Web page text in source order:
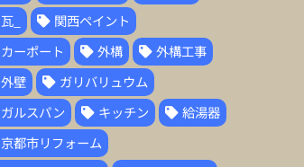
瓦_
関西ペイント
カーポート
外構
外構工事
外壁
ガリバリュウム
ガルスパン
キッチン
給湯器
京都市リフォーム